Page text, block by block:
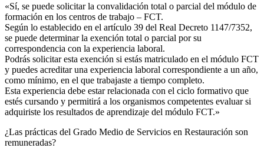
«Sí, se puede solicitar la convalidación total o parcial del módulo de
formación en los centros de trabajo – FCT.
Según lo establecido en el artículo 39 del Real Decreto 1147/7352,
se puede determinar la exención total o parcial por su
correspondencia con la experiencia laboral.
Podrás solicitar esta exención si estás matriculado en el módulo FCT
y puedes acreditar una experiencia laboral correspondiente a un año,
como mínimo, en el que trabajaste a tiempo completo.
Esta experiencia debe estar relacionada con el ciclo formativo que
estés cursando y permitirá a los organismos competentes evaluar si
adquiriste los resultados de aprendizaje del módulo FCT.»
¿Las prácticas del Grado Medio de Servicios en Restauración son
remuneradas?​